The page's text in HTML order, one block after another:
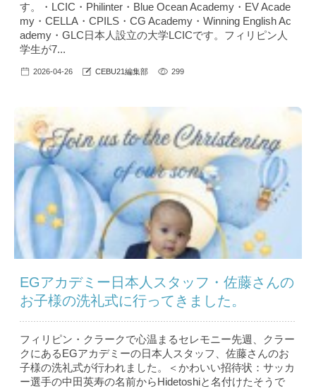
す。・LCIC・Philinter・Blue Ocean Academy・EV Acade
my・CELLA・CPILS・CG Academy・Winning English Ac
ademy・GLC日本人設立の大学LCICです。フィリピン人
学生が7...
2026-04-26 CEBU21編集部 299
EGアカデミー日本人スタッフ・佐藤さんの
お子様の洗礼式に行ってきました。
フィリピン・クラークで心温まるセレモニー先週、クラー
クにあるEGアカデミーの日本人スタッフ、佐藤さんのお
子様の洗礼式が行われました。＜かわいい招待状：サッカ
ー選手の中田英寿の名前からHidetoshiと名付けたそうで